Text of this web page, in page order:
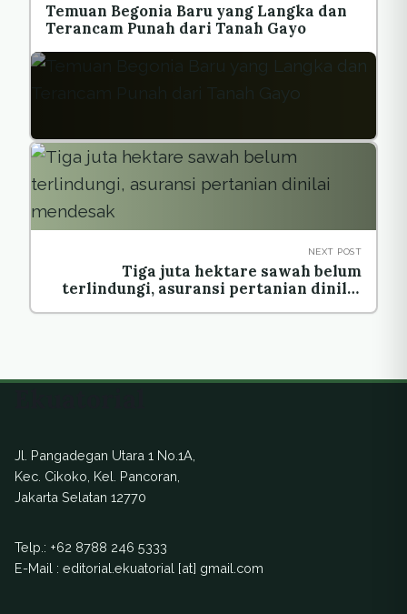
Temuan Begonia Baru yang Langka dan
Terancam Punah dari Tanah Gayo
NEXT POST
Tiga juta hektare sawah belum
terlindungi, asuransi pertanian dinilai
Jl. Pangadegan Utara 1 No.1A,
Kec. Cikoko, Kel. Pancoran,
Jakarta Selatan 12770
Telp.: +62 8788 246 5333
E-Mail : editorial.ekuatorial [at] gmail.com